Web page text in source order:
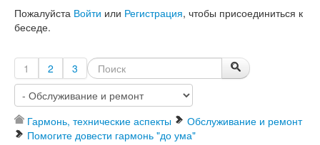
Пожалуйста Войти или Регистрация, чтобы присоединиться к
беседе.
1 2 3
Гармонь, технические аспекты
Обслуживание и ремонт
Помогите довести гармонь "до ума"